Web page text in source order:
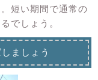
短い期間で通常の
でしょう。
ましょう